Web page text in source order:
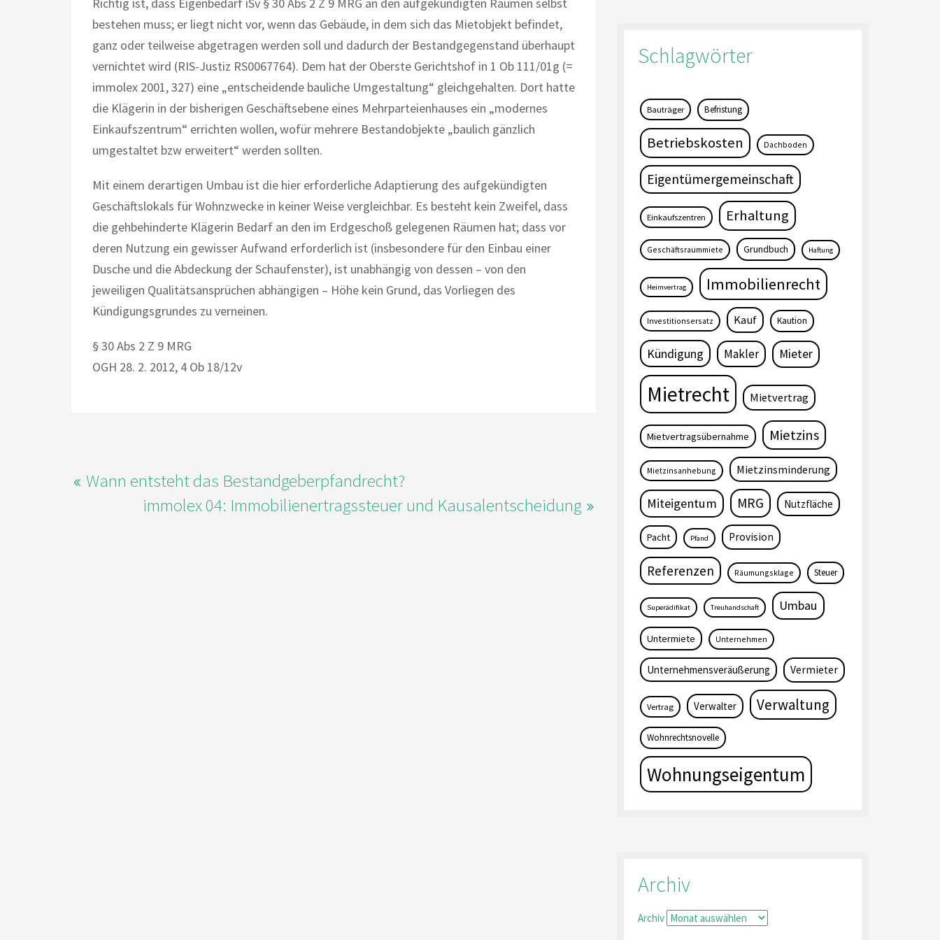
bestehen muss; er liegt nicht vor, wenn das Gebäude, in dem sich das Mietobjekt befindet,
ganz oder teilweise abgetragen werden soll und dadurch der Bestandgegenstand überhaupt
vernichtet wird (RIS-Justiz RS0067764). Dem hat der Oberste Gerichtshof in 1 Ob 111/01g (=
immolex 2001, 327) eine „entscheidende bauliche Umgestaltung“ gleichgehalten. Dort hatte
die Klägerin in der bisherigen Geschäftsebene eines Mehrparteienhauses ein „modernes
Einkaufszentrum“ errichten wollen, wofür mehrere Bestandobjekte „baulich gänzlich
umgestaltet bzw erweitert“ werden sollten.
Mit einem derartigen Umbau ist die hier erforderliche Adaptierung des aufgekündigten
Geschäftslokals für Wohnzwecke in keiner Weise vergleichbar. Es besteht kein Zweifel, dass
die gehbehinderte Klägerin Bedarf an den im Erdgeschoß gelegenen Räumen hat; dass vor
deren Nutzung ein gewisser Aufwand erforderlich ist (insbesondere für den Einbau einer
Dusche und die Abdeckung der Schaufenster), ist unabhängig von dessen – von den
jeweiligen Qualitätsansprüchen abhängigen – Höhe kein Grund, das Vorliegen des
Kündigungsgrundes zu verneinen.
§ 30 Abs 2 Z 9 MRG
OGH 28. 2. 2012, 4 Ob 18/12v
Wann entsteht das Bestandgeberpfandrecht?
immolex 04: Immobilienertragssteuer und Kausalentscheidung
Schlagwörter
Bauträger Befristung
Betriebskosten Dachboden
Eigentümergemeinschaft
Einkaufszentren Erhaltung
Geschäftsraummiete Grundbuch Haftung
Heimvertrag Immobilienrecht
Investitionsersatz Kauf Kaution
Kündigung Makler Mieter
Mietrecht Mietvertrag
Mietvertragsübernahme Mietzins
Mietzinsanhebung Mietzinsminderung
Miteigentum MRG Nutzfläche
Pacht Pfand Provision
Referenzen Räumungsklage Steuer
Superädifikat Treuhandschaft Umbau
Untermiete Unternehmen
Unternehmensveräußerung Vermieter
Vertrag Verwalter Verwaltung
Wohnrechtsnovelle
Wohnungseigentum
Archiv
Archiv